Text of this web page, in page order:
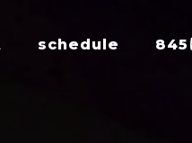
schedule 845